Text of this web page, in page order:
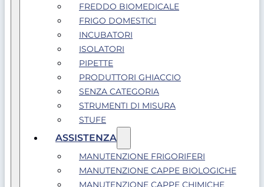
FREDDO BIOMEDICALE
FRIGO DOMESTICI
INCUBATORI
ISOLATORI
PIPETTE
PRODUTTORI GHIACCIO
SENZA CATEGORIA
STRUMENTI DI MISURA
STUFE
ASSISTENZA
MANUTENZIONE FRIGORIFERI
MANUTENZIONE CAPPE BIOLOGICHE
MANUTENZIONE CAPPE CHIMICHE